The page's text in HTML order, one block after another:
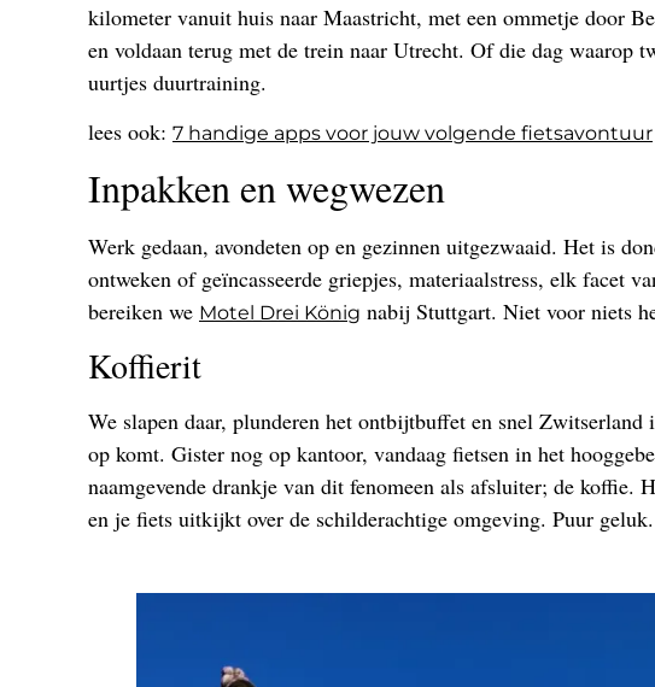
kilometer vanuit huis naar Maastricht, met een ommetje door
en voldaan terug met de trein naar Utrecht. Of die dag waarop
uurtjes duurtraining.
lees ook: 7 handige apps voor jouw volgende fietsavontuur
Inpakken en wegwezen
Werk gedaan, avondeten op en gezinnen uitgezwaaid. Het is
ontweken of geïncasseerde griepjes, materiaalstress, elk facet
bereiken we Motel Drei König nabij Stuttgart. Niet voor niets
Koffierit
We slapen daar, plunderen het ontbijtbuffet en snel
op komt. Gister nog op kantoor, vandaag fietsen in het
naamgevende drankje van dit fenomeen als afsluiter; de
en je fiets uitkijkt over de schilderachtige omgeving. Puur geluk.